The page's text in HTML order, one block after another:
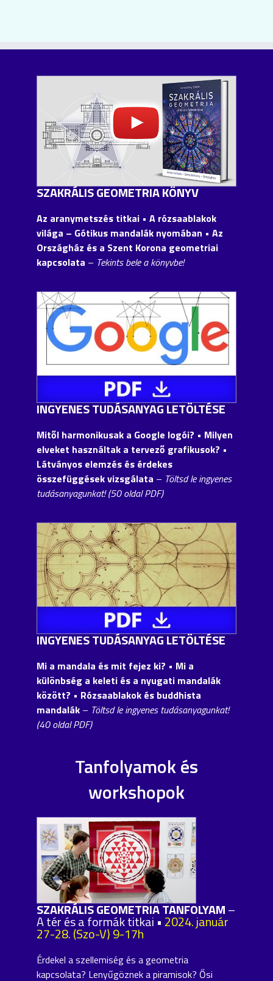
SZAKRÁLIS GEOMETRIA KÖNYV
Az aranymetszés titkai • A rózsaablakok
világa – Gótikus mandalák nyomában • Az
Országház és a Szent Korona geometriai
kapcsolata – Tekints bele a könyvbe!
INGYENES TUDÁSANYAG LETÖLTÉSE
Mitől harmonikusak a Google logói? • Milyen
elveket használtak a tervező grafikusok? •
Látványos elemzés és érdekes
összefüggések vizsgálata – Töltsd le ingyenes
tudásanyagunkat! (50 oldal PDF)
INGYENES TUDÁSANYAG LETÖLTÉSE
Mi a mandala és mit fejez ki? • Mi a
különbség a keleti és a nyugati mandalák
között? • Rózsaablakok és buddhista
mandalák – Töltsd le ingyenes tudásanyagunkat!
(40 oldal PDF)
Tanfolyamok és
workshopok
SZAKRÁLIS GEOMETRIA TANFOLYAM–
A tér és a formák titkai • 2024. január
27-28. (Szo-V) 9-17h
Érdekel a szellemiség és a geometria
kapcsolata? Lenyűgöznek a piramisok? Ősi